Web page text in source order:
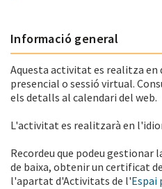
Informació general
Aquesta activitat es realitza en
presencial o sessió virtual.
els detalls al calendari del web.
L'activitat es realitzarà en
Recordeu que podeu gestionar
de baixa, obtenir un certificat
l'apartat d'Activitats de l'Espai